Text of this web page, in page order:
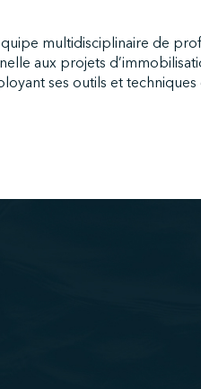
multidisciplinaire de
aux projets
ses outils et